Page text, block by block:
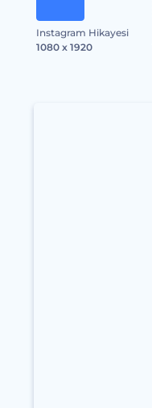
Instagram Hikayesi
1080 x 1920